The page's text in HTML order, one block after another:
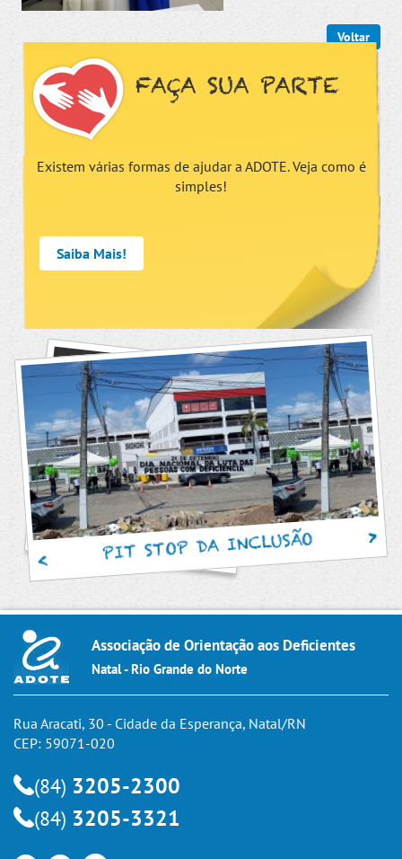
Voltar
FAÇA SUA PARTE
Existem várias formas de ajudar a ADOTE. Veja como é
simples!
Saiba Mais!
PIT STOP DA INCLUSÃO
Associação de Orientação aos Deficientes
Natal - Rio Grande do Norte
Rua Aracati, 30 - Cidade da Esperança, Natal/RN
CEP: 59071-020
(84) 3205-2300
(84) 3205-3321